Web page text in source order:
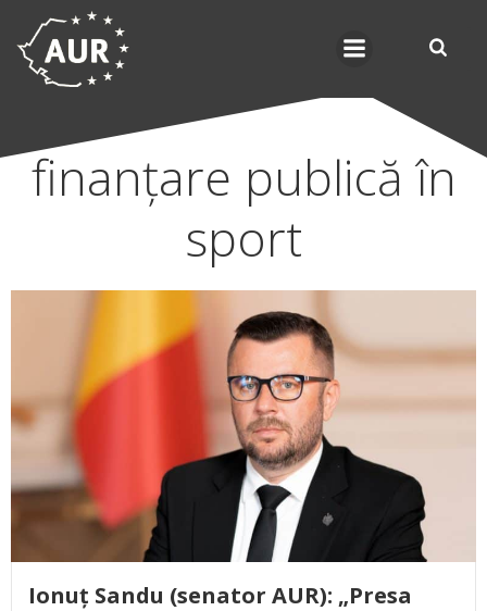
finanțare publică în
sport
Ionuț Sandu (senator AUR): „Presa